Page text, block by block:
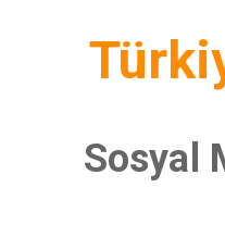
Sosyal